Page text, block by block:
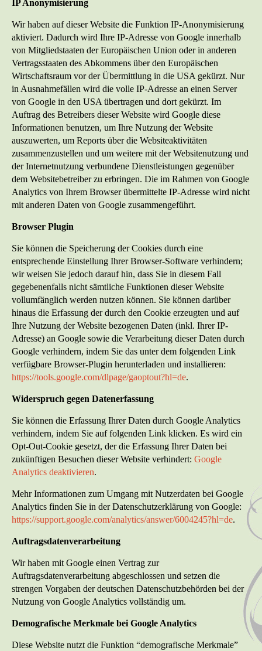
IP Anonymisierung
Wir haben auf dieser Website die Funktion IP-Anonymisierung
aktiviert. Dadurch wird Ihre IP-Adresse von Google innerhalb
von Mitgliedstaaten der Europäischen Union oder in anderen
Vertragsstaaten des Abkommens über den Europäischen
Wirtschaftsraum vor der Übermittlung in die USA gekürzt. Nur
in Ausnahmefällen wird die volle IP-Adresse an einen Server
von Google in den USA übertragen und dort gekürzt. Im
Auftrag des Betreibers dieser Website wird Google diese
Informationen benutzen, um Ihre Nutzung der Website
auszuwerten, um Reports über die Websiteaktivitäten
zusammenzustellen und um weitere mit der Websitenutzung und
der Internetnutzung verbundene Dienstleistungen gegenüber
dem Websitebetreiber zu erbringen. Die im Rahmen von Google
Analytics von Ihrem Browser übermittelte IP-Adresse wird nicht
mit anderen Daten von Google zusammengeführt.
Browser Plugin
Sie können die Speicherung der Cookies durch eine
entsprechende Einstellung Ihrer Browser-Software verhindern;
wir weisen Sie jedoch darauf hin, dass Sie in diesem Fall
gegebenenfalls nicht sämtliche Funktionen dieser Website
vollumfänglich werden nutzen können. Sie können darüber
hinaus die Erfassung der durch den Cookie erzeugten und auf
Ihre Nutzung der Website bezogenen Daten (inkl. Ihrer IP-
Adresse) an Google sowie die Verarbeitung dieser Daten durch
Google verhindern, indem Sie das unter dem folgenden Link
verfügbare Browser-Plugin herunterladen und installieren:
https://tools.google.com/dlpage/gaoptout?hl=de.
Widerspruch gegen Datenerfassung
Sie können die Erfassung Ihrer Daten durch Google Analytics
verhindern, indem Sie auf folgenden Link klicken. Es wird ein
Opt-Out-Cookie gesetzt, der die Erfassung Ihrer Daten bei
zukünftigen Besuchen dieser Website verhindert: Google
Analytics deaktivieren.
Mehr Informationen zum Umgang mit Nutzerdaten bei Google
Analytics finden Sie in der Datenschutzerklärung von Google:
https://support.google.com/analytics/answer/6004245?hl=de.
Auftragsdatenverarbeitung
Wir haben mit Google einen Vertrag zur
Auftragsdatenverarbeitung abgeschlossen und setzen die
strengen Vorgaben der deutschen Datenschutzbehörden bei der
Nutzung von Google Analytics vollständig um.
Demografische Merkmale bei Google Analytics
Diese Website nutzt die Funktion “demografische Merkmale”